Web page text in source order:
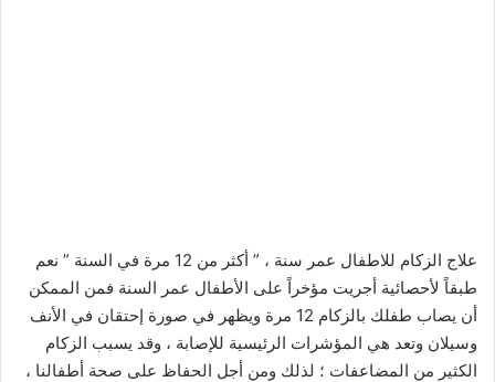
علاج الزكام للاطفال عمر سنة ، ” أكثر من 12 مرة في السنة ” نعم
طبقاً لأحصائية أجريت مؤخراً على الأطفال عمر السنة فمن الممكن
أن يصاب طفلك بالزكام 12 مرة ويظهر في صورة إحتقان في الأنف
وسيلان وتعد هي المؤشرات الرئيسية للإصابة ، وقد يسبب الزكام
الكثير من المضاعفات ؛ لذلك ومن أجل الحفاظ على صحة أطفالنا ،